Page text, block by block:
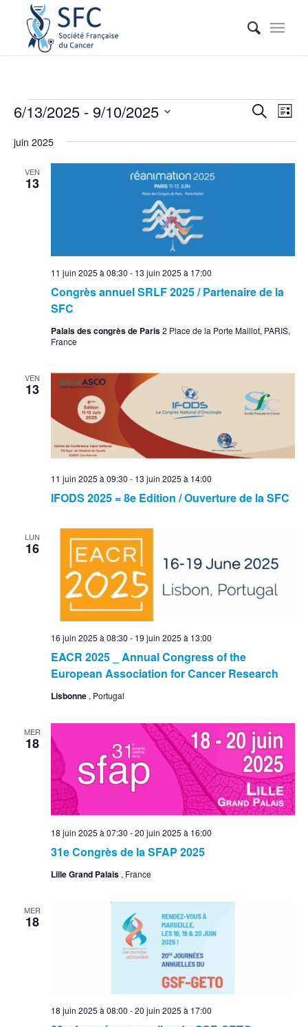
Recherche
de
Liste
6/13/2025 - 9/10/2025
une
juin 2025
VEN
13
Congrès annuel SRLF 2025 / Partenaire de la
SFC
11 juin 2025 à 08:30 - 13 juin 2025 à 17:00
Palais des congrès de Paris2 Place de la Porte Maillot, PARIS,
France
VEN
13
IFODS 2025 = 8e Edition / Ouverture de la SFC
11 juin 2025 à 09:30 - 13 juin 2025 à 14:00
LUN
16
EACR 2025 _ Annual Congress of the
European Association for Cancer Research
16 juin 2025 à 08:30 - 19 juin 2025 à 13:00
Lisbonne , Portugal
MER
18
31e Congrès de la SFAP 2025
18 juin 2025 à 07:30 -20 juin 2025 à 16:00
Lille Grand Palais , France
MER
18
18 juin 2025 à 08:00 -20 juin 2025 à 17:00